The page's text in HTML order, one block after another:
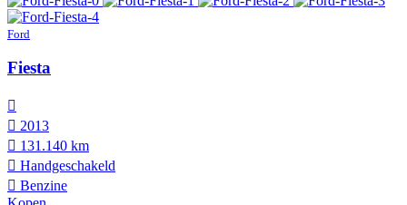
Ford
Fiesta
2013
131.140 km
Hand­geschakeld
Benzine